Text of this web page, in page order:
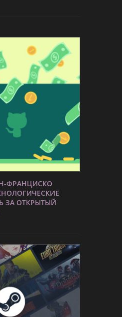
ФРАНЦИСКО
ЗА ОТКРЫТЫЙ